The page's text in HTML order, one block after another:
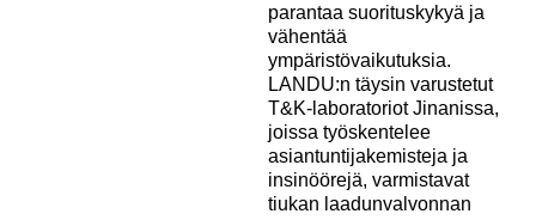
parantaa suorituskykyä ja
vähentää
ympäristövaikutuksia.
LANDU:n täysin varustetut
T&K-laboratoriot Jinanissa,
joissa työskentelee
asiantuntijakemisteja ja
insinöörejä, varmistavat
tiukan laadunvalvonnan